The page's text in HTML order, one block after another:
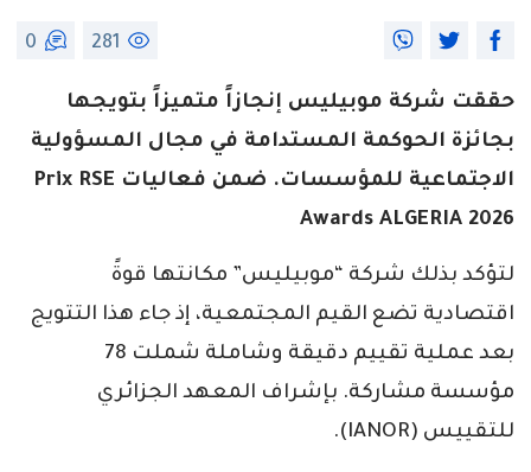
281
0
حققت شركة موبيليس إنجازاً متميزاً بتويجها
بجائزة الحوكمة المستدامة في مجال المسؤولية
الاجتماعية للمؤسسات. ضمن فعاليات Prix RSE
Awards ALGERIA 2026
لتؤكد بذلك شركة “موبيليس” مكانتها قوةً
اقتصادية تضع القيم المجتمعية، إذ جاء هذا التتويج
بعد عملية تقييم دقيقة وشاملة شملت 78
مؤسسة مشاركة. بإشراف المعهد الجزائري
للتقييس (IANOR).